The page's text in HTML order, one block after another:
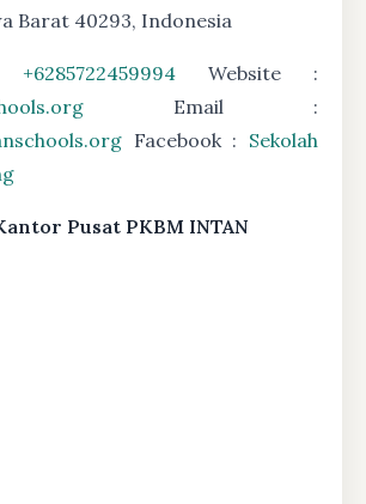
Barat 40293, Indonesia
+6285722459994 Website :
Email :
Facebook : Sekolah
Pusat PKBM INTAN